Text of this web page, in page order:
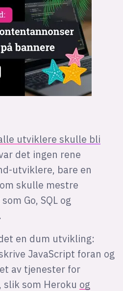
utviklere skulle bli
det ingen rene
utviklere, bare en
skulle mestre
Go, SQL og
en dum utvikling:
JavaScript foran og
av tjenester for
som Heroku og